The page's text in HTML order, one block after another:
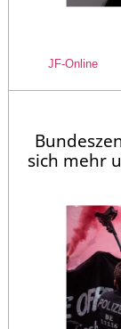
JF-Online
sich mehr